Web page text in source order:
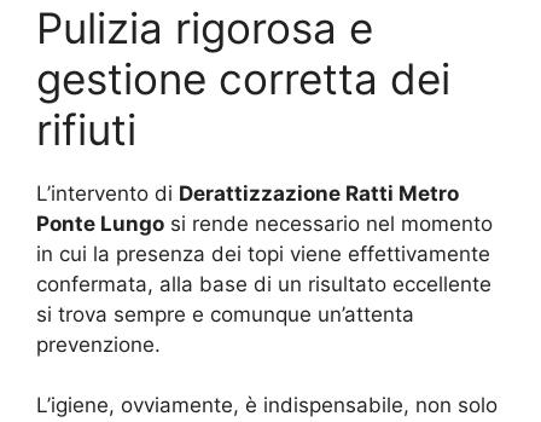
Pulizia rigorosa e
gestione corretta dei
rifiuti
L’intervento di Derattizzazione Ratti Metro
Ponte Lungo si rende necessario nel momento
in cui la presenza dei topi viene effettivamente
confermata, alla base di un risultato eccellente
si trova sempre e comunque un’attenta
prevenzione.
L’igiene, ovviamente, è indispensabile, non solo